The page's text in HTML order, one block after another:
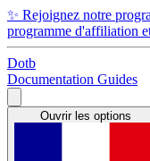
✨ Rejoignez notre
programme d'affiliation
Dotb
Documentation Guides
Ouvrir les options